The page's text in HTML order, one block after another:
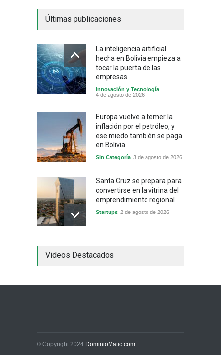
Últimas publicaciones
La inteligencia artificial
hecha en Bolivia empieza a
tocar la puerta de las
empresas
Innovación y Tecnología
4 de agosto de 2026
Europa vuelve a temer la
inflación por el petróleo, y
ese miedo también se paga
en Bolivia
Sin Categoría 3 de agosto de 2026
Santa Cruz se prepara para
convertirse en la vitrina del
emprendimiento regional
Startups 2 de agosto de 2026
industrial y el golpe puede
Sin Categoría 1 de agosto de 2026
Videos Destacados
© Copyright 2024 DominioMatic.com